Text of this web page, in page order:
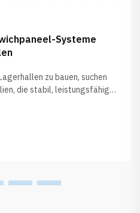
Systeme
zu bauen, suchen
die stabil, leistungsfähig
bei Bauunternehmen und